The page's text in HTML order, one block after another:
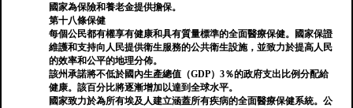
國家為保險和養老金提供擔保。
第十八條保健
每個公民都有權享有健康和具有質量標準的全面醫療保健。國家保證
維護和支持向人民提供衛生服務的公共衛生設施，並致力於提高人民
的效率和公平的地理分佈。
該州承諾將不低於國內生產總值（GDP）3％的政府支出比例分配給
健康。該百分比將逐漸增加以達到全球水平。
國家致力於為所有埃及人建立涵蓋所有疾病的全面醫療保健系統。公